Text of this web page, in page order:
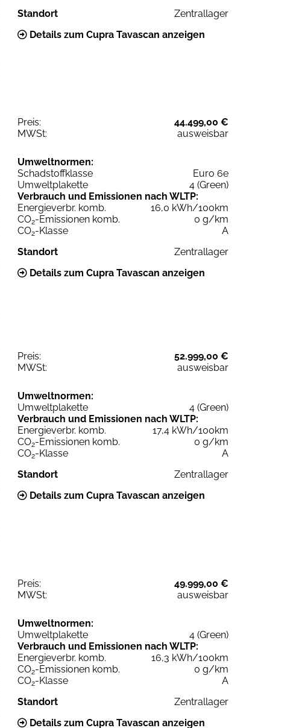
Standort
Zentrallager
Details zum Cupra Tavascan anzeigen
Preis:
44.499,00 €
MWSt:
ausweisbar
Umweltnormen:
Schadstoffklasse
Euro 6e
Umweltplakette
4 (Green)
Verbrauch und Emissionen nach WLTP:
Energieverbr. komb.
16,0 kWh/100km
CO2-Emissionen komb.
0 g/km
CO2-Klasse
A
Standort
Zentrallager
Details zum Cupra Tavascan anzeigen
Preis:
52.999,00 €
MWSt:
ausweisbar
Umweltnormen:
Umweltplakette
4 (Green)
Verbrauch und Emissionen nach WLTP:
Energieverbr. komb.
17,4 kWh/100km
CO2-Emissionen komb.
0 g/km
CO2-Klasse
A
Standort
Zentrallager
Details zum Cupra Tavascan anzeigen
Preis:
49.999,00 €
MWSt:
ausweisbar
Umweltnormen:
Umweltplakette
4 (Green)
Verbrauch und Emissionen nach WLTP:
Energieverbr. komb.
16,3 kWh/100km
CO2-Emissionen komb.
0 g/km
CO2-Klasse
A
Standort
Zentrallager
Details zum Cupra Tavascan anzeigen